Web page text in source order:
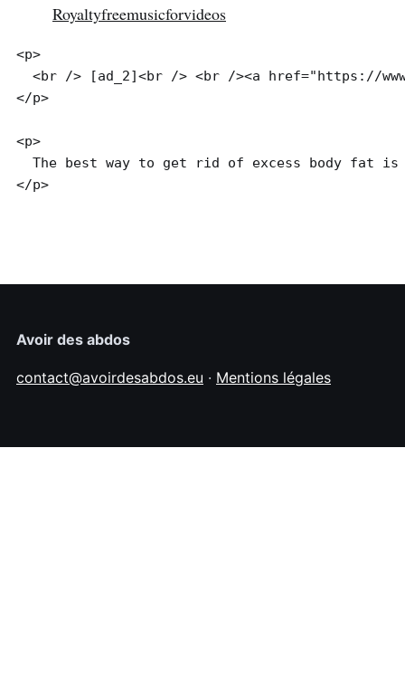
Royaltyfreemusicforvideos
<p>
<br /> [ad_2]<br /> <br /><a href="https://
</p>
<p>
The best way to get rid of excess body fat
Avoir des abdos
contact@avoirdesabdos.eu · Mentions légales